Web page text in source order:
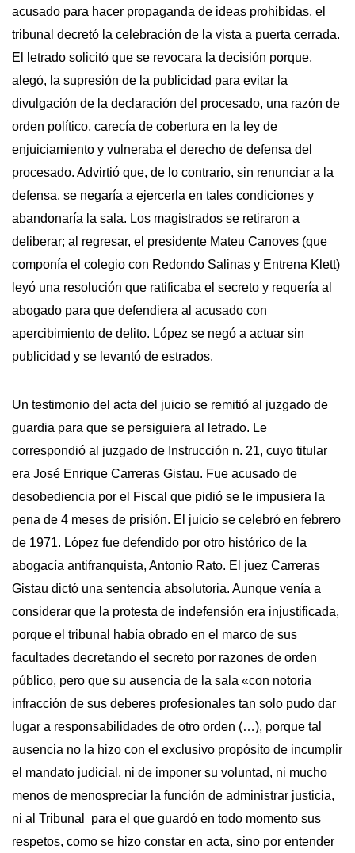
acusado para hacer propaganda de ideas prohibidas, el
tribunal decretó la celebración de la vista a puerta cerrada.
El letrado solicitó que se revocara la decisión porque,
alegó, la supresión de la publicidad para evitar la
divulgación de la declaración del procesado, una razón de
orden político, carecía de cobertura en la ley de
enjuiciamiento y vulneraba el derecho de defensa del
procesado. Advirtió que, de lo contrario, sin renunciar a la
defensa, se negaría a ejercerla en tales condiciones y
abandonaría la sala. Los magistrados se retiraron a
deliberar; al regresar, el presidente Mateu Canoves (que
componía el colegio con Redondo Salinas y Entrena Klett)
leyó una resolución que ratificaba el secreto y requería al
abogado para que defendiera al acusado con
apercibimiento de delito. López se negó a actuar sin
publicidad y se levantó de estrados.
Un testimonio del acta del juicio se remitió al juzgado de
guardia para que se persiguiera al letrado. Le
correspondió al juzgado de Instrucción n. 21, cuyo titular
era José Enrique Carreras Gistau. Fue acusado de
desobediencia por el Fiscal que pidió se le impusiera la
pena de 4 meses de prisión. El juicio se celebró en febrero
de 1971. López fue defendido por otro histórico de la
abogacía antifranquista, Antonio Rato. El juez Carreras
Gistau dictó una sentencia absolutoria. Aunque venía a
considerar que la protesta de indefensión era injustificada,
porque el tribunal había obrado en el marco de sus
facultades decretando el secreto por razones de orden
público, pero que su ausencia de la sala «con notoria
infracción de sus deberes profesionales tan solo pudo dar
lugar a responsabilidades de otro orden (…), porque tal
ausencia no la hizo con el exclusivo propósito de incumplir
el mandato judicial, ni de imponer su voluntad, ni mucho
menos de menospreciar la función de administrar justicia,
ni al Tribunal para el que guardó en todo momento sus
respetos, como se hizo constar en acta, sino por entender